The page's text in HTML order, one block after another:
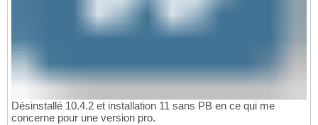
Désinstallé 10.4.2 et installation 11 sans PB en ce qui me
concerne pour une version pro.